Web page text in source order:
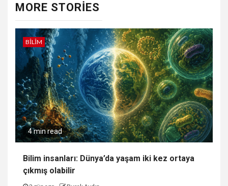
MORE STORIES
BILIM
4 min read
Bilim insanları: Dünya’da yaşam iki kez ortaya
çıkmış olabilir